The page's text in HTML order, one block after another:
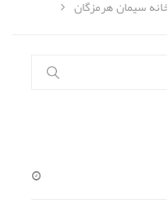
سیمان هرمزگان